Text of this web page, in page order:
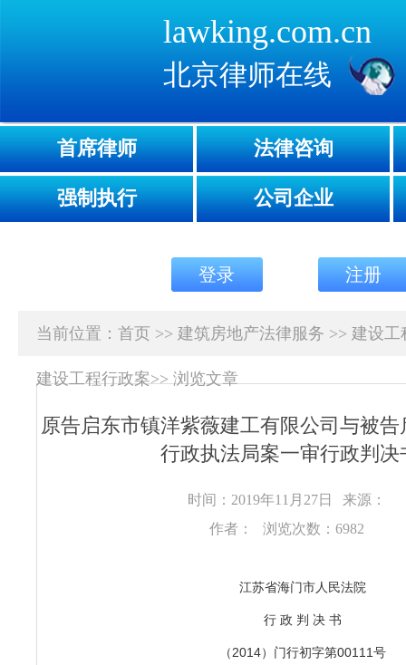
lawking.com.cn
北京律师在线
首席律师 法律咨询
强制执行 公司企业
登录 注册
当前位置： 首页 >> 建筑房地产法律服务 >> 建设工
建设工程行政案>>浏览文章
原告启东市镇洋紫薇建工有限公司与被
行政执法局案一审行政判决
时间：2019年11月27日
来源：
作者：
浏览次数：6982
江苏省海门市人民法院
行 政 判 决 书
（2014）门行初字第00111号